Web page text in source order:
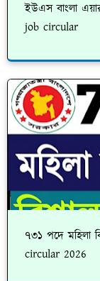
ইউএস বাংলা
job circular
৭৩১ পদে মহিলা
circular 2026